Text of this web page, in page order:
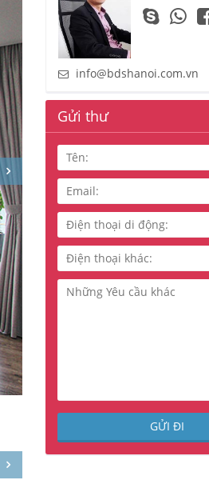
info@bdshanoi.com.vn
Gửi thư